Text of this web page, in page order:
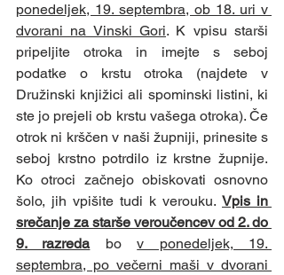
ponedeljek, 19. septembra, ob 18. uri v
dvorani na Vinski Gori. K vpisu starši
pripeljite otroka in imejte s seboj
podatke o krstu otroka (najdete v
Družinski knjižici ali spominski listini, ki
ste jo prejeli ob krstu vašega otroka). Če
otrok ni krščen v naši župniji, prinesite s
seboj krstno potrdilo iz krstne župnije.
Ko otroci začnejo obiskovati osnovno
šolo, jih vpišite tudi k verouku. Vpis in
srečanje za starše veroučencev od 2. do
9. razreda bo v ponedeljek, 19.
septembra, po večerni maši v dvorani